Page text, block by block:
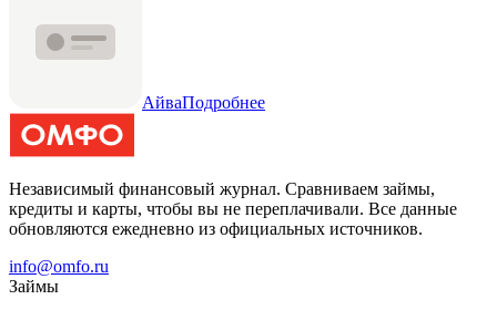
АйваПодробнее
Независимый финансовый журнал. Сравниваем займы,
кредиты и карты, чтобы вы не переплачивали. Все данные
обновляются ежедневно из официальных источников.
info@omfo.ru
Займы